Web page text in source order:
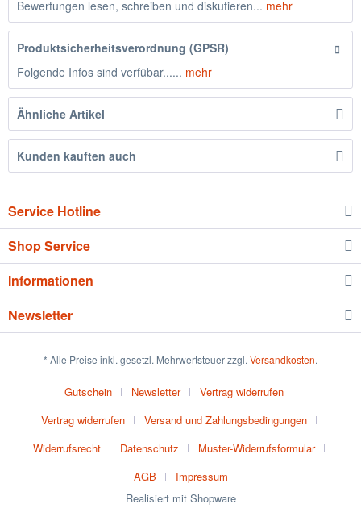
Bewertungen lesen, schreiben und diskutieren... mehr
Produktsicherheitsverordnung (GPSR)
Folgende Infos sind verfübar...... mehr
Ähnliche Artikel
Kunden kauften auch
Service Hotline
Shop Service
Informationen
Newsletter
* Alle Preise inkl. gesetzl. Mehrwertsteuer zzgl. Versandkosten.
Gutschein Newsletter
Vertrag widerrufen
Vertrag widerrufen
Versand und Zahlungsbedingungen
Widerrufsrecht
Datenschutz
Muster-Widerrufsformular
AGB
Impressum
Realisiert mit Shopware